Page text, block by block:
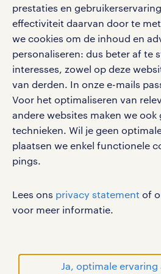
prestaties en
effectiviteit daarvan door te
we cookies om de inhoud en
personaliseren: dus beter af te
interesses, zowel op deze
van derden. In onze e-mails
Voor het optimaliseren van
andere websites maken we ook
technieken. Wil je geen
plaatsen we enkel functionele
pings.
Lees ons privacy statement of
voor meer informatie.
Ja, optimale ervaring
vacatures, solliciteren en
werken bij randstad
gebruikersvoorwaarden
privacystatement
cookies
disclaimer
sitemap
RANDSTAD, HUMAN
WORLD OF WORK zijn